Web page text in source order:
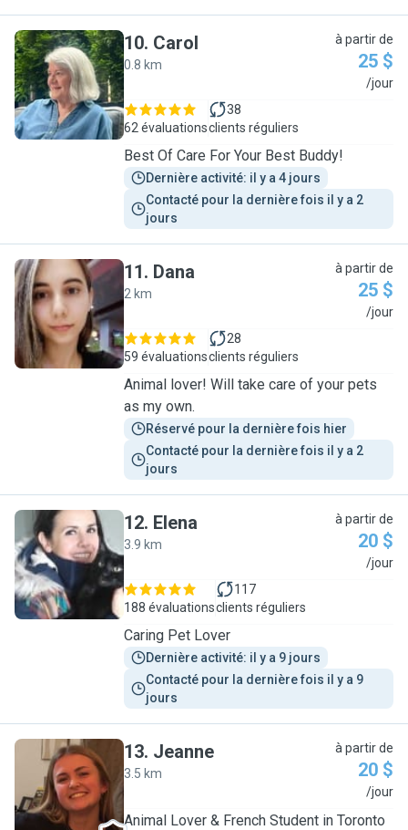
C
10. Carol
0.8 km
à partir de
25 $
/jour
62 évaluations
38
clients réguliers
Best Of Care For Your Best Buddy!
Dernière activité: il y a 4 jours
Contacté pour la dernière fois il y a 2
jours
D
11. Dana
2 km
à partir de
25 $
/jour
59 évaluations
28
clients réguliers
Animal lover! Will take care of your pets
as my own.
Réservé pour la dernière fois hier
Contacté pour la dernière fois il y a 2
jours
E
12. Elena
3.9 km
à partir de
20 $
/jour
188 évaluations
117
clients réguliers
Caring Pet Lover
Dernière activité: il y a 9 jours
Contacté pour la dernière fois il y a 9
jours
J
13. Jeanne
3.5 km
à partir de
20 $
/jour
Animal Lover & French Student in Toronto